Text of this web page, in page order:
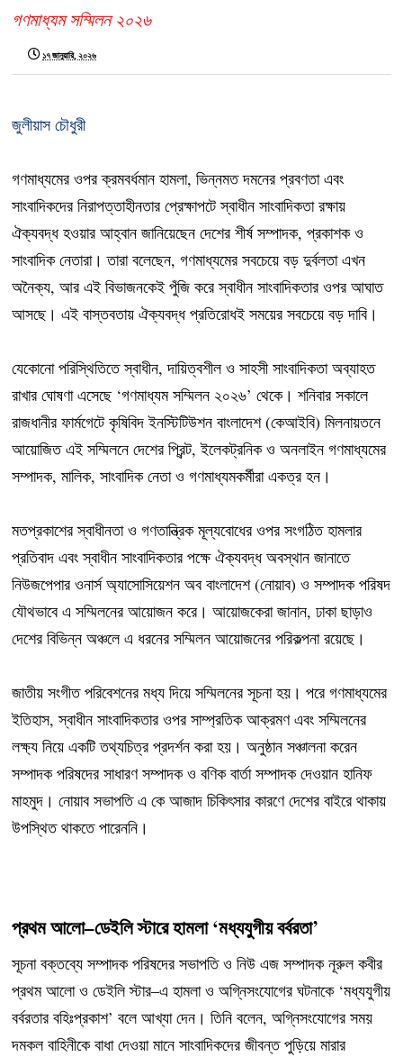
গণমাধ্যম সম্মিলন ২০২৬
১৭ জানুয়ারি, ২০২৬
জুলীয়াস চৌধুরী
গণমাধ্যমের ওপর ক্রমবর্ধমান হামলা, ভিন্নমত দমনের প্রবণতা এবং
সাংবাদিকদের নিরাপত্তাহীনতার প্রেক্ষাপটে স্বাধীন সাংবাদিকতা রক্ষায়
ঐক্যবদ্ধ হওয়ার আহ্বান জানিয়েছেন দেশের শীর্ষ সম্পাদক, প্রকাশক ও
সাংবাদিক নেতারা। তারা বলেছেন, গণমাধ্যমের সবচেয়ে বড় দুর্বলতা এখন
অনৈক্য, আর এই বিভাজনকেই পুঁজি করে স্বাধীন সাংবাদিকতার ওপর আঘাত
আসছে। এই বাস্তবতায় ঐক্যবদ্ধ প্রতিরোধই সময়ের সবচেয়ে বড় দাবি।
যেকোনো পরিস্থিতিতে স্বাধীন, দায়িত্বশীল ও সাহসী সাংবাদিকতা অব্যাহত
রাখার ঘোষণা এসেছে ‘গণমাধ্যম সম্মিলন ২০২৬’ থেকে। শনিবার সকালে
রাজধানীর ফার্মগেটে কৃষিবিদ ইনস্টিটিউশন বাংলাদেশ (কেআইবি) মিলনায়তনে
আয়োজিত এই সম্মিলনে দেশের প্রিন্ট, ইলেকট্রনিক ও অনলাইন গণমাধ্যমের
সম্পাদক, মালিক, সাংবাদিক নেতা ও গণমাধ্যমকর্মীরা একত্র হন।
মতপ্রকাশের স্বাধীনতা ও গণতান্ত্রিক মূল্যবোধের ওপর সংগঠিত হামলার
প্রতিবাদ এবং স্বাধীন সাংবাদিকতার পক্ষে ঐক্যবদ্ধ অবস্থান জানাতে
নিউজপেপার ওনার্স অ্যাসোসিয়েশন অব বাংলাদেশ (নোয়াব) ও সম্পাদক পরিষদ
যৌথভাবে এ সম্মিলনের আয়োজন করে। আয়োজকেরা জানান, ঢাকা ছাড়াও
দেশের বিভিন্ন অঞ্চলে এ ধরনের সম্মিলন আয়োজনের পরিকল্পনা রয়েছে।
জাতীয় সংগীত পরিবেশনের মধ্য দিয়ে সম্মিলনের সূচনা হয়। পরে গণমাধ্যমের
ইতিহাস, স্বাধীন সাংবাদিকতার ওপর সাম্প্রতিক আক্রমণ এবং সম্মিলনের
লক্ষ্য নিয়ে একটি তথ্যচিত্র প্রদর্শন করা হয়। অনুষ্ঠান সঞ্চালনা করেন
সম্পাদক পরিষদের সাধারণ সম্পাদক ও বণিক বার্তা সম্পাদক দেওয়ান হানিফ
মাহমুদ। নোয়াব সভাপতি এ কে আজাদ চিকিৎসার কারণে দেশের বাইরে থাকায়
উপস্থিত থাকতে পারেননি।
প্রথম আলো–ডেইলি স্টারে হামলা ‘মধ্যযুগীয় বর্বরতা’
সূচনা বক্তব্যে সম্পাদক পরিষদের সভাপতি ও নিউ এজ সম্পাদক নূরুল কবীর
প্রথম আলো ও ডেইলি স্টার–এ হামলা ও অগ্নিসংযোগের ঘটনাকে ‘মধ্যযুগীয়
বর্বরতার বহিঃপ্রকাশ’ বলে আখ্যা দেন। তিনি বলেন, অগ্নিসংযোগের সময়
দমকল বাহিনীকে বাধা দেওয়া মানে সাংবাদিকদের জীবন্ত পুড়িয়ে মারার